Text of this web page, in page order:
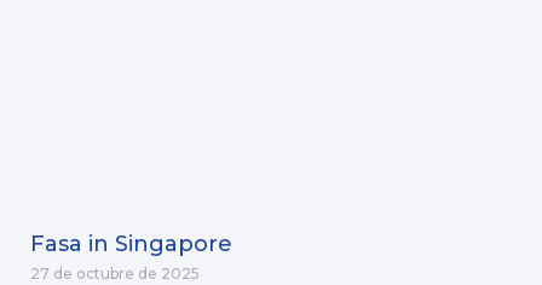
Fasa in Singapore
27 de octubre de 2025